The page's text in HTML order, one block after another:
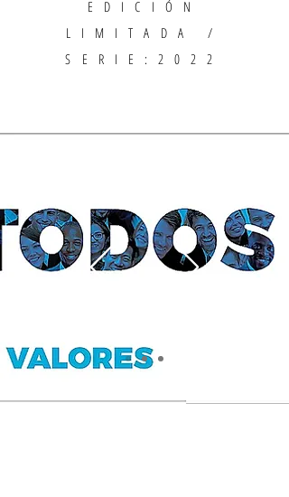
EDICIÓN
LIMITADA /
SERIE:2022